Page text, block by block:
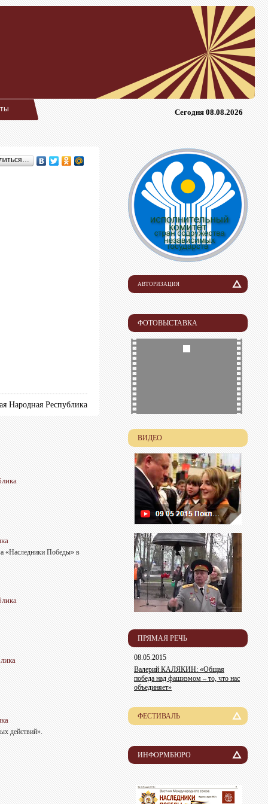
Сегодня 08.08.2026
Народная Республика
«Наследники Победы» в
действий».
АВТОРИЗАЦИЯ
Логин
Пароль
ФОТОВЫСТАВКА
ВИДЕО
ПРЯМАЯ РЕЧЬ
08.05.2015
Валерий КАЛЯКИН: «Общая
победа над фашизмом – то, что нас
объединяет»
ФЕСТИВАЛЬ
История
Лауреаты
Организационный комитет
Информация для участников
ИНФОРМБЮРО
Новости
Пресса о нас